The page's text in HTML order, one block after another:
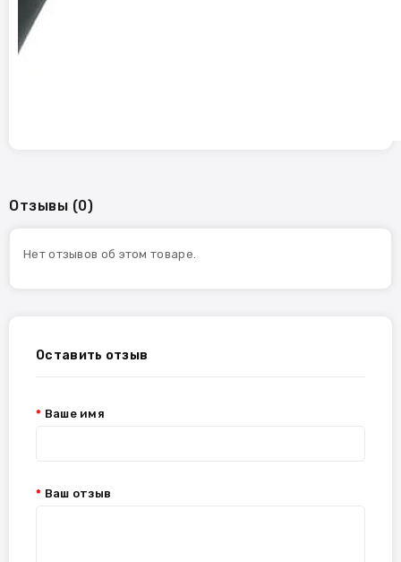
Отзывы (0)
Нет отзывов об этом товаре.
Оставить отзыв
Ваше имя
Ваш отзыв